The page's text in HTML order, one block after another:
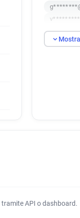
tramite API o dashboard.